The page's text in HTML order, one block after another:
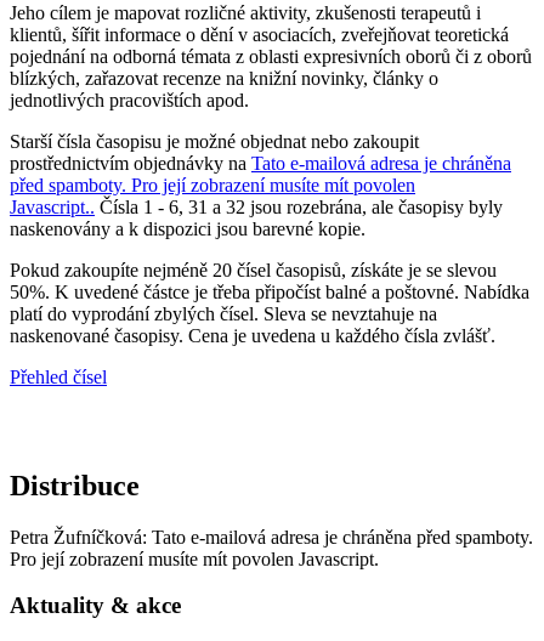
Jeho cílem je mapovat rozličné aktivity, zkušenosti terapeutů i
klientů, šířit informace o dění v asociacích, zveřejňovat teoretická
pojednání na odborná témata z oblasti expresivních oborů či z oborů
blízkých, zařazovat recenze na knižní novinky, články o
jednotlivých pracovištích apod.
Starší čísla časopisu je možné objednat nebo zakoupit
prostřednictvím objednávky na Tato e-mailová adresa je chráněna
před spamboty. Pro její zobrazení musíte mít povolen
Javascript.. Čísla 1 - 6, 31 a 32 jsou rozebrána, ale časopisy byly
naskenovány a k dispozici jsou barevné kopie.
Pokud zakoupíte nejméně 20 čísel časopisů, získáte je se slevou
50%. K uvedené částce je třeba připočíst balné a poštovné. Nabídka
platí do vyprodání zbylých čísel. Sleva se nevztahuje na
naskenované časopisy. Cena je uvedena u každého čísla zvlášť.
Přehled čísel
Distribuce
Petra Žufníčková: Tato e-mailová adresa je chráněna před spamboty.
Pro její zobrazení musíte mít povolen Javascript.
Aktuality & akce